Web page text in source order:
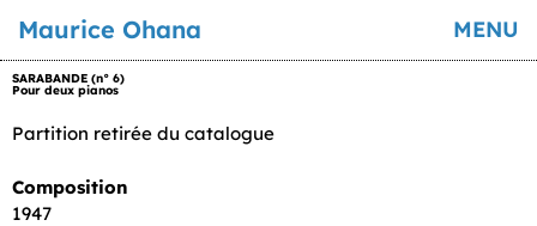
Maurice Ohana MENU
SARABANDE (n° 6)
Pour deux pianos
Partition retirée du catalogue
Composition
1947